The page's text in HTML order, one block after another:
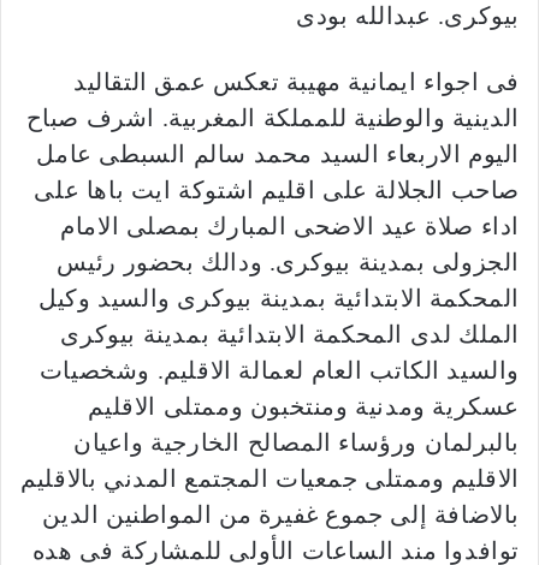
بيوكرى. عبدالله بودى
فى اجواء ايمانية مهيبة تعكس عمق التقاليد
الدينية والوطنية للمملكة المغربية. اشرف صباح
اليوم الاربعاء السيد محمد سالم السبطى عامل
صاحب الجلالة على اقليم اشتوكة ايت باها على
اداء صلاة عيد الاضحى المبارك بمصلى الامام
الجزولى بمدينة بيوكرى. ودالك بحضور رئيس
المحكمة الابتدائية بمدينة بيوكرى والسيد وكيل
الملك لدى المحكمة الابتدائية بمدينة بيوكرى
والسيد الكاتب العام لعمالة الاقليم. وشخصيات
عسكرية ومدنية ومنتخبون وممتلى الاقليم
بالبرلمان ورؤساء المصالح الخارجية واعيان
الاقليم وممتلى جمعيات المجتمع المدني بالاقليم
بالاضافة إلى جموع غفيرة من المواطنين الدين
توافدوا مند الساعات الأولى للمشاركة فى هده